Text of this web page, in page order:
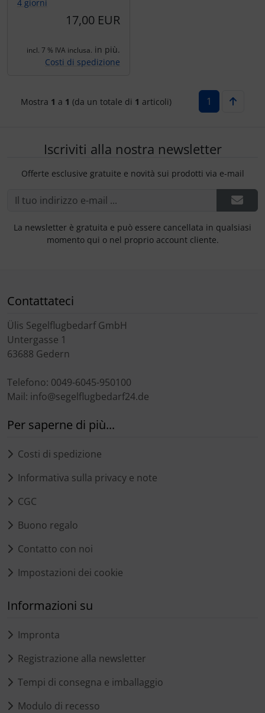
4 giorni
17,00 EUR
incl. 7 % IVA inclusa. in più.
Costi di spedizione
Mostra 1 a 1 (da un totale di 1 articoli) 1
Iscriviti alla nostra newsletter
Offerte esclusive gratuite e novità sui prodotti via e-mail
La newsletter è gratuita e può essere cancellata in qualsiasi
momento qui o nel proprio account cliente.
Contattateci
Ülis Segelflugbedarf GmbH
Untergasse 1
63688 Gedern
Telefono: 0049-6045-950100
Mail: info@segelflugbedarf24.de
Per saperne di più...
Costi di spedizione
Informativa sulla privacy e note
CGC
Buono regalo
Contatto con noi
Impostazioni dei cookie
Informazioni su
Impronta
Registrazione alla newsletter
Tempi di consegna e imballaggio
Modulo di recesso
Pellicole di avvertimento e di protezione
Pulitore per zanzare
Tapes e sintonizzazione
Tubi, connettori....
Ugelli / sonde
Varie
Rilassamento
Mappe di rilievo 3D